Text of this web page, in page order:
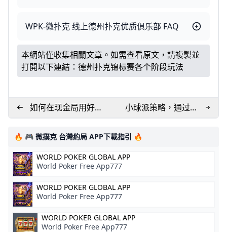
WPK-微扑克 线上德州扑克优质俱乐部 FAQ
本網站僅收集相關文章。如需查看原文，請複製並
打開以下連結： 德州扑克锦标赛各个阶段玩法
如何在现金局用好松
凶打法
小球派策略，通过抢
夺小底池积累筹码
🔥 🎮 微撲克 台灣約局 APP下載指引 🔥
WORLD POKER GLOBAL APP
World Poker Free App777
WORLD POKER GLOBAL APP
World Poker Free App777
WORLD POKER GLOBAL APP
World Poker Free App777